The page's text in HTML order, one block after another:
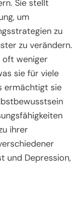
Sie stellt
um
zu
zu verändern.
oft weniger
sie für viele
ermächtigt sie
ihrer
und Depression,